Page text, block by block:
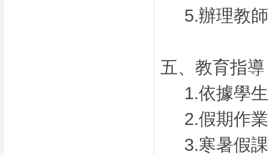
5.辦理教
五、教育指導
1.依據學
2.假期作
3.寒暑假